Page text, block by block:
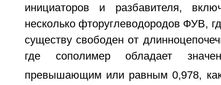
инициаторов и разбавителя,
несколько фторуглеводородов ФУВ,
существу свободен от
где сополимер обладает
превышающим или равным 0,978, как